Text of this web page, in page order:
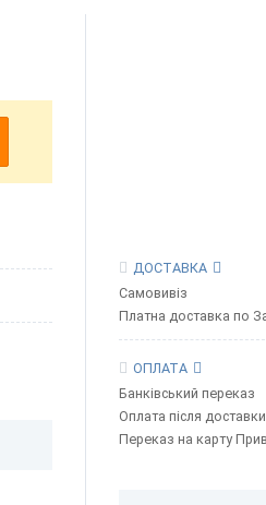
ДОСТАВКА
Самовивіз
Платна доставка по
ОПЛАТА
Банківський переказ
Оплата після доставки
Переказ на карту